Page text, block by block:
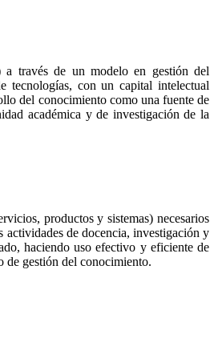
a través de un modelo en gestión del
tecnologías, con un capital intelectual
del conocimiento como una fuente de
académica y de investigación de la
productos y sistemas) necesarios
actividades de docencia, investigación y
haciendo uso efectivo y eficiente de
de gestión del conocimiento.